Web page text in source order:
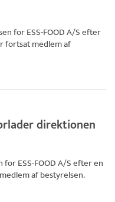
forESS-FOOD A/Sefter
fortsat medlem af
direktionen
forESS-FOOD A/Sefter en
af bestyrelsen.